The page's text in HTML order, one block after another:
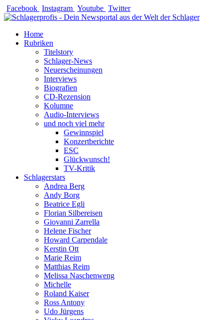
Zum
Inhalt
Facebook Instagram Youtube Twitter
Home
Rubriken
Titelstory
Schlager-News
Neuerscheinungen
Interviews
Biografien
CD-Rezension
Kolumne
Audio-Interviews
und noch viel mehr
Gewinnspiel
Konzertberichte
ESC
Glückwunsch!
TV-Kritik
Schlagerstars
Andrea Berg
Andy Borg
Beatrice Egli
Florian Silbereisen
Giovanni Zarrella
Helene Fischer
Howard Carpendale
Kerstin Ott
Marie Reim
Matthias Reim
Melissa Naschenweng
Michelle
Roland Kaiser
Ross Antony
Udo Jürgens